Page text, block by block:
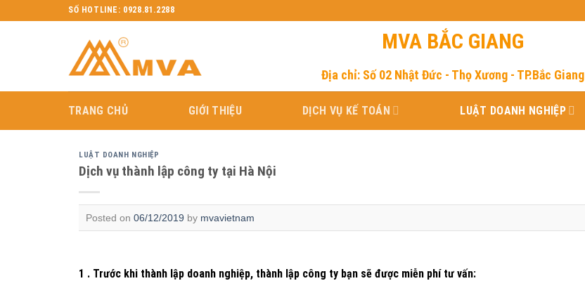
SỐ HOTLINE: 0928.81.2288
MVA BẮC GIANG
Địa chỉ: Số 02 Nhật Đức - Thọ Xương - TP.Bắc Giang
TRANG CHỦ GIỚI THIỆU DỊCH VỤ KẾ TOÁN LUẬT DOANH NGHIỆP
LUẬT DOANH NGHIỆP
Dịch vụ thành lập công ty tại Hà Nội
Posted on 06/12/2019 by mvavietnam
1 . Trước khi thành lập doanh nghiệp, thành lập công ty bạn sẽ được miễn phí tư vấn: